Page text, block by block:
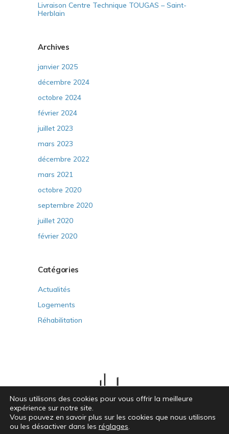
Livraison Centre Technique TOUGAS – Saint-
Herblain
Archives
janvier 2025
décembre 2024
octobre 2024
février 2024
juillet 2023
mars 2023
décembre 2022
mars 2021
octobre 2020
septembre 2020
juillet 2020
février 2020
Catégories
Actualités
Logements
Réhabilitation
LBLC INGÉNIERIE & CHANTIERS – 12 Bd François Blancho – 44200 Nantes ///
© lblc.fr
Nous utilisons des cookies pour vous offrir la meilleure
expérience sur notre site.
Vous pouvez en savoir plus sur les cookies que nous utilisons
ou les désactiver dans les réglages.